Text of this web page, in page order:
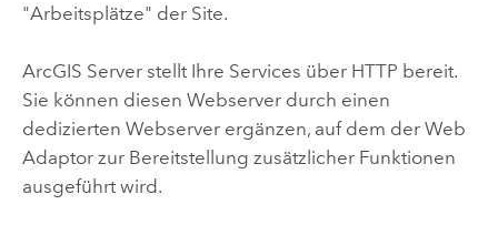
"Arbeitsplätze" der Site.
ArcGIS Serverstellt Ihre Services über HTTP bereit.
Sie können diesen Webserver durch einen
dedizierten Webserver ergänzen, auf dem der Web
Adaptor zur Bereitstellung zusätzlicher Funktionen
ausgeführt wird.